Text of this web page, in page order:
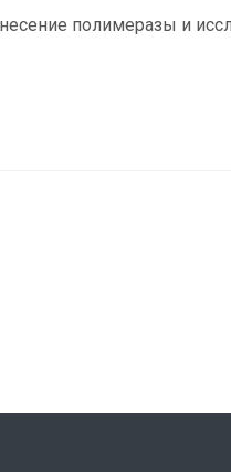
полимеразы и